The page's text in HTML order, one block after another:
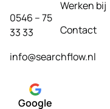
0546 – 75
33 33
info@searchflow.nl
Google
Werken bij
Contact